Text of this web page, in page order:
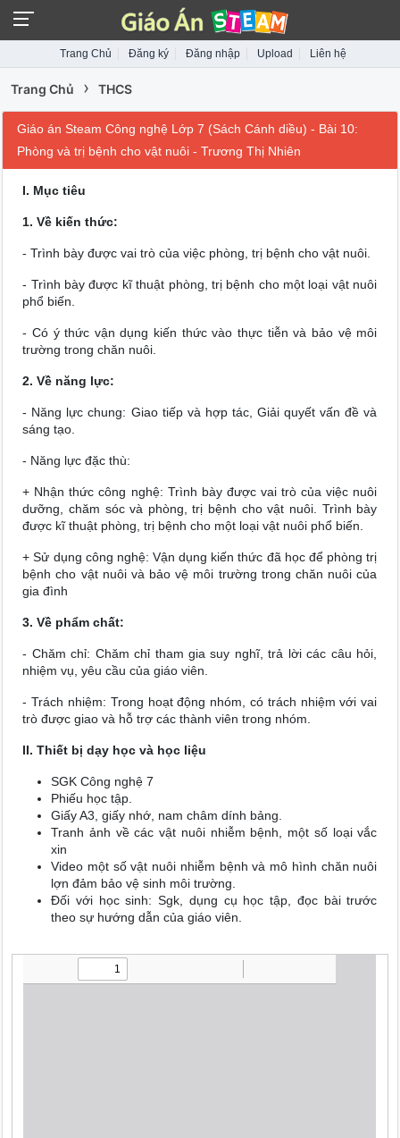
Trang Chủ Đăng ký Đăng nhập Upload Liên hệ
Trang Chủ › THCS
Giáo án Steam Công nghệ Lớp 7 (Sách Cánh diều) - Bài 10:
Phòng và trị bệnh cho vật nuôi - Trương Thị Nhiên
I. Mục tiêu
1. Về kiến thức:
- Trình bày được vai trò của việc phòng, trị bệnh cho vật nuôi.
- Trình bày được kĩ thuật phòng, trị bệnh cho một loại vật nuôi
phổ biến.
- Có ý thức vận dụng kiến thức vào thực tiễn và bảo vệ môi
trường trong chăn nuôi.
2. Về năng lực:
- Năng lực chung: Giao tiếp và hợp tác, Giải quyết vấn đề và
sáng tạo.
- Năng lực đặc thù:
+ Nhận thức công nghệ: Trình bày được vai trò của việc nuôi
dưỡng, chăm sóc và phòng, trị bệnh cho vật nuôi. Trình bày
được kĩ thuật phòng, trị bệnh cho một loại vật nuôi phổ biến.
+ Sử dụng công nghệ: Vận dụng kiến thức đã học để phòng trị
bệnh cho vật nuôi và bảo vệ môi trường trong chăn nuôi của
gia đình
3. Về phẩm chất:
- Chăm chỉ: Chăm chỉ tham gia suy nghĩ, trả lời các câu hỏi,
nhiệm vụ, yêu cầu của giáo viên.
- Trách nhiệm: Trong hoạt động nhóm, có trách nhiệm với vai
trò được giao và hỗ trợ các thành viên trong nhóm.
II. Thiết bị dạy học và học liệu
SGK Công nghệ 7
Phiếu học tập.
Giấy A3, giấy nhớ, nam châm dính bảng.
Tranh ảnh về các vật nuôi nhiễm bệnh, một số loại vắc
xin
Video một số vật nuôi nhiễm bệnh và mô hình chăn nuôi
lợn đảm bảo vệ sinh môi trường.
Đối với học sinh: Sgk, dụng cụ học tập, đọc bài trước
theo sự hướng dẫn của giáo viên.